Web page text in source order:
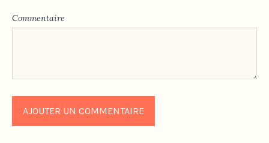
Commentaire